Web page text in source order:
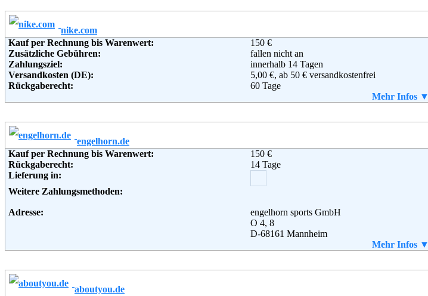
Weiterführende Informationen:
nike.com
Kauf per Rechnung bis Warenwert:
150 €
Zusätzliche Gebühren:
fallen nicht an
Zahlungsziel:
innerhalb 14 Tagen
Versandkosten (DE):
5,00 €, ab 50 € versandkostenfrei
Rückgaberecht:
60 Tage
Kostenlos, innerhalb von 60 Tagen.
Weitere Zahlungsmethoden:
Adresse:
Nike Retail, BV
Colosseum 1
Niederlande
Telefon:
Soziale Kanäle:
Mehr Infos ▼
engelhorn.de
Kauf per Rechnung bis Warenwert:
150 €
Rückgaberecht:
14 Tage
Lieferung in:
Weitere Zahlungsmethoden:
Adresse:
engelhorn sports GmbH
O 4, 8
D-68161 Mannheim
Soziale Kanäle:
Weiterführende Informationen:
Mehr Infos ▼
aboutyou.de